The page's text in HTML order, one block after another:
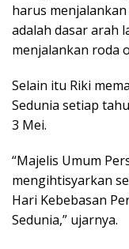
harus
adalah dasar arah
menjalankan roda
Selain itu Riki
Sedunia setiap
3 Mei.
“Majelis Umum
mengihtisyarkan
Hari Kebebasan
Sedunia,” ujarnya.